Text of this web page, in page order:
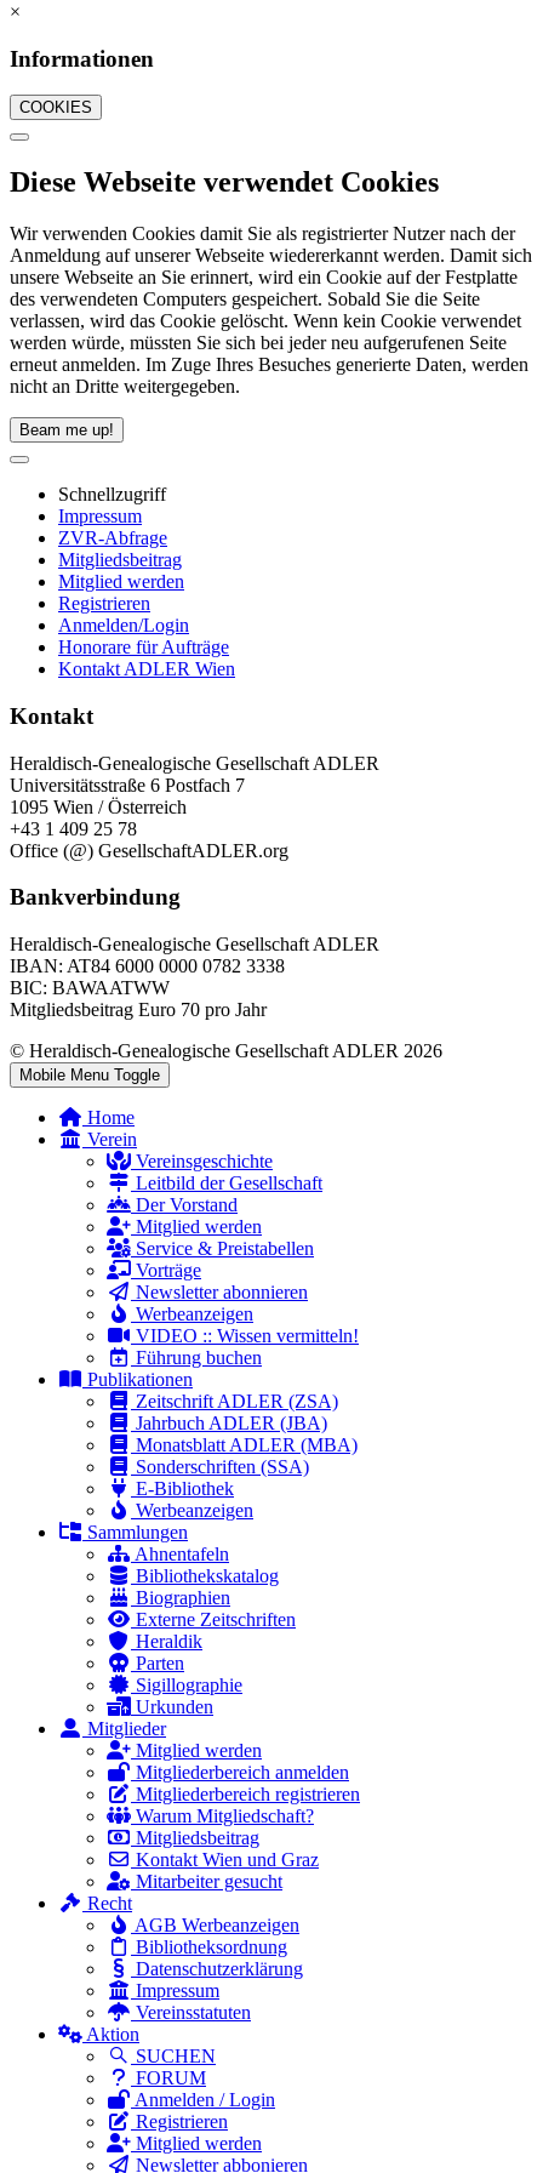
×
Informationen
COOKIES
Diese Webseite verwendet Cookies
Wir verwenden Cookies damit Sie als registrierter Nutzer nach der
Anmeldung auf unserer Webseite wiedererkannt werden. Damit sich
unsere Webseite an Sie erinnert, wird ein Cookie auf der Festplatte
des verwendeten Computers gespeichert. Sobald Sie die Seite
verlassen, wird das Cookie gelöscht. Wenn kein Cookie verwendet
werden würde, müssten Sie sich bei jeder neu aufgerufenen Seite
erneut anmelden. Im Zuge Ihres Besuches generierte Daten, werden
nicht an Dritte weitergegeben.
Beam me up!
Schnellzugriff
Impressum
ZVR-Abfrage
Mitgliedsbeitrag
Mitglied werden
Registrieren
Anmelden/Login
Honorare für Aufträge
Kontakt ADLER Wien
Kontakt
Heraldisch-Genealogische Gesellschaft ADLER
Universitätsstraße 6 Postfach 7
1095 Wien / Österreich
+43 1 409 25 78
Office (@) GesellschaftADLER.org
Bankverbindung
Heraldisch-Genealogische Gesellschaft ADLER
IBAN: AT84 6000 0000 0782 3338
BIC: BAWAATWW
Mitgliedsbeitrag Euro 70 pro Jahr
© Heraldisch-Genealogische Gesellschaft ADLER 2026
Mobile Menu Toggle
Home
Verein
Vereinsgeschichte
Leitbild der Gesellschaft
Der Vorstand
Mitglied werden
Service & Preistabellen
Vorträge
Newsletter abonnieren
Werbeanzeigen
VIDEO :: Wissen vermitteln!
Führung buchen
Publikationen
Zeitschrift ADLER (ZSA)
Jahrbuch ADLER (JBA)
Monatsblatt ADLER (MBA)
Sonderschriften (SSA)
E-Bibliothek
Werbeanzeigen
Sammlungen
Ahnentafeln
Bibliothekskatalog
Biographien
Externe Zeitschriften
Heraldik
Parten
Sigillographie
Urkunden
Mitglieder
Mitglied werden
Mitgliederbereich anmelden
Mitgliederbereich registrieren
Warum Mitgliedschaft?
Mitgliedsbeitrag
Kontakt Wien und Graz
Mitarbeiter gesucht
Recht
AGB Werbeanzeigen
Bibliotheksordnung
Datenschutzerklärung
Impressum
Vereinsstatuten
Aktion
SUCHEN
FORUM
Anmelden / Login
Registrieren
Mitglied werden
Newsletter abbonieren